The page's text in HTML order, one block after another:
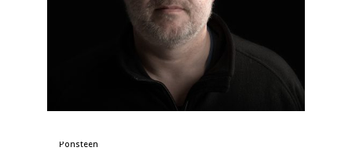
Ponsteen